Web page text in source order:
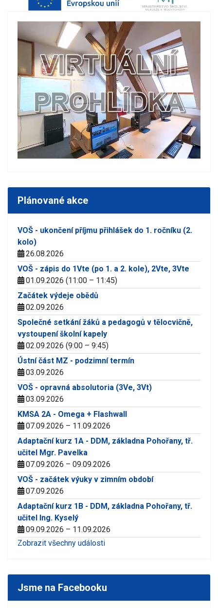
Plánované akce
VOŠ - ukončení příjmu přihlášek do 1. ročníku (2.
kolo)
26.08.2026
VOŠ - zápis do 1Vte (po 1. a 2. kole), 2Vte, 3Vte
01.09.2026 (11:00 – 11:45)
Začátek výdeje obědů
02.09.2026
Společné setkání žáků a pedagogů v tělocvičně,
vystoupení školní kapely
02.09.2026 (9:00 – 9:45)
Ústní část MZ - podzimní termín
03.09.2026
VOŠ - opravná absolutoria (3Ve, 3Vt)
03.09.2026
KMSA 2A - Omega + Flashwall
07.09.2026 – 11.09.2026
Adaptační kurz 1A - DDM, základna Pohořany, tř.
učitel Mgr. Pavelka
07.09.2026 – 09.09.2026
VOŠ - začátek výuky v zimním období
07.09.2026
Adaptační kurz 1B - DDM, základna Pohořany, tř.
učitel Ing. Kyselý
09.09.2026 – 11.09.2026
Zobrazit všechny události
Jsme na Facebooku